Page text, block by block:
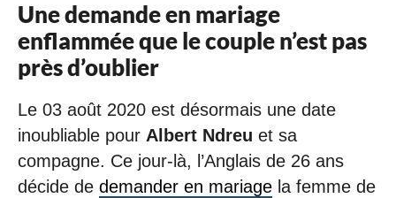
Une demande en mariage
enflammée que le couple n’est pas
près d’oublier
Le 03 août 2020 est désormais une date
inoubliable pour Albert Ndreu et sa
compagne. Ce jour-là, l’Anglais de 26 ans
décide de demander en mariage la femme de